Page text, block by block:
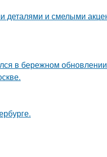
деталями и смелыми
в бережном